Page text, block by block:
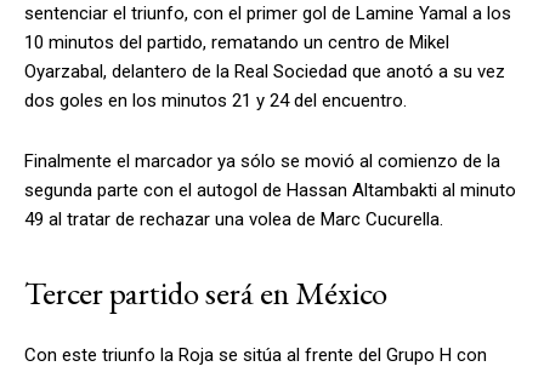
sentenciar el triunfo, con el primer gol de Lamine Yamal a los
10 minutos del partido, rematando un centro de Mikel
Oyarzabal, delantero de la Real Sociedad que anotó a su vez
dos goles en los minutos 21 y 24 del encuentro.
Finalmente el marcador ya sólo se movió al comienzo de la
segunda parte con el autogol de Hassan Altambakti al minuto
49 al tratar de rechazar una volea de Marc Cucurella.
Tercer partido será en México
Con este triunfo la Roja se sitúa al frente del Grupo H con